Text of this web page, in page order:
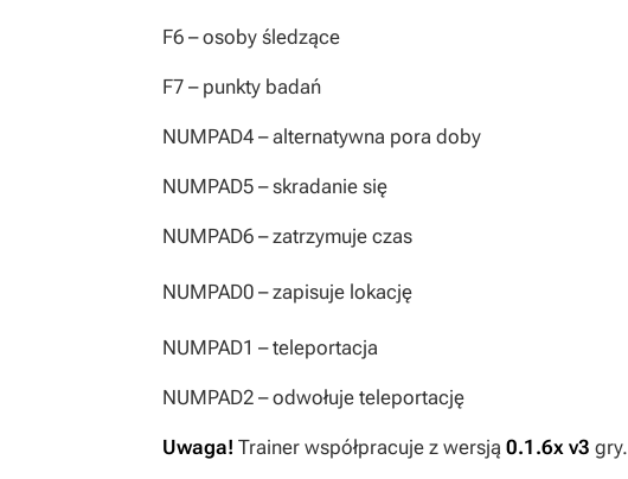
F6 – osoby śledzące
F7 – punkty badań
NUMPAD4 – alternatywna pora doby
NUMPAD5 – skradanie się
NUMPAD6 – zatrzymuje czas
NUMPAD0 – zapisuje lokację
NUMPAD1 – teleportacja
NUMPAD2 – odwołuje teleportację
Uwaga! Trainer współpracuje z wersją 0.1.6x v3 gry.